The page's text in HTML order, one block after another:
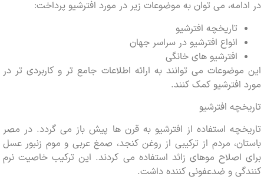
می توان به موضوعات زیر در مورد افترشیو پرداخت:
تاریخچه افترشیو
انواع افترشیو در سراسر جهان
افترشیو های خانگی
می توانند به ارائه اطلاعات جامع تر و کاربردی تر در
کمک کنند.
افترشیو
استفاده از افترشیو به قرن ها پیش باز می گردد. در مصر
مردم از ترکیبی از روغن کنجد، صمغ عربی و موم زنبور عسل
اصلاح موهای زائد استفاده می کردند. این ترکیب خاصیت نرم
و ضدعفونی کننده داشت.